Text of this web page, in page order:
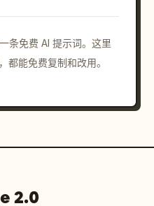
条免费 AI 提示词。这里
都能免费复制和改用。
2.0